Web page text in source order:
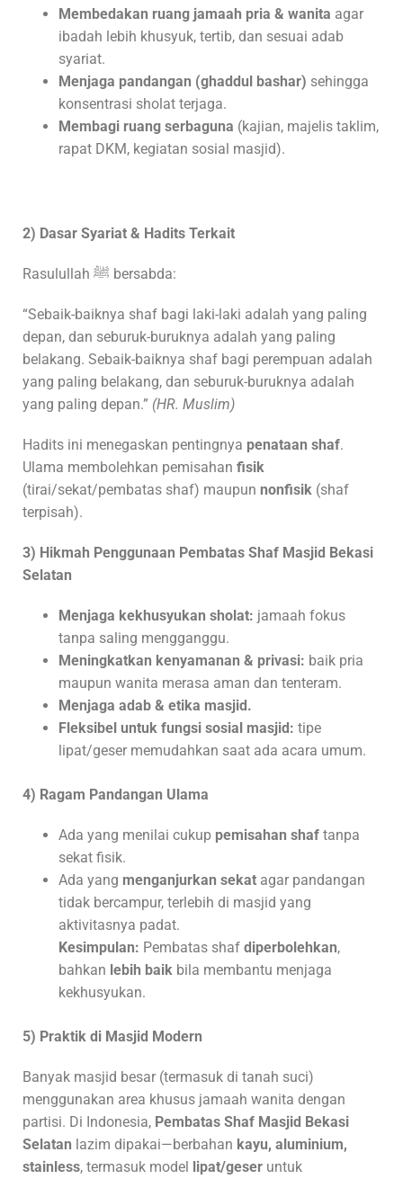
Membedakan ruang jamaah pria & wanita agar
ibadah lebih khusyuk, tertib, dan sesuai adab
syariat.
Menjaga pandangan (ghaddul bashar) sehingga
konsentrasi sholat terjaga.
Membagi ruang serbaguna (kajian, majelis taklim,
rapat DKM, kegiatan sosial masjid).
2) Dasar Syariat & Hadits Terkait
Rasulullah ﷺ bersabda:
“Sebaik-baiknya shaf bagi laki-laki adalah yang paling
depan, dan seburuk-buruknya adalah yang paling
belakang. Sebaik-baiknya shaf bagi perempuan adalah
yang paling belakang, dan seburuk-buruknya adalah
yang paling depan.” (HR. Muslim)
Hadits ini menegaskan pentingnya penataan shaf.
Ulama membolehkan pemisahan fisik
(tirai/sekat/pembatas shaf) maupun nonfisik (shaf
terpisah).
3) Hikmah Penggunaan Pembatas Shaf Masjid Bekasi
Selatan
Menjaga kekhusyukan sholat: jamaah fokus
tanpa saling mengganggu.
Meningkatkan kenyamanan & privasi: baik pria
maupun wanita merasa aman dan tenteram.
Menjaga adab & etika masjid.
Fleksibel untuk fungsi sosial masjid: tipe
lipat/geser memudahkan saat ada acara umum.
4) Ragam Pandangan Ulama
Ada yang menilai cukup pemisahan shaf tanpa
sekat fisik.
Ada yang menganjurkan sekat agar pandangan
tidak bercampur, terlebih di masjid yang
aktivitasnya padat.
Kesimpulan: Pembatas shaf diperbolehkan,
bahkan lebih baik bila membantu menjaga
kekhusyukan.
5) Praktik di Masjid Modern
Banyak masjid besar (termasuk di tanah suci)
menggunakan area khusus jamaah wanita dengan
partisi. Di Indonesia, Pembatas Shaf Masjid Bekasi
Selatan lazim dipakai—berbahan kayu, aluminium,
stainless, termasuk model lipat/geser untuk